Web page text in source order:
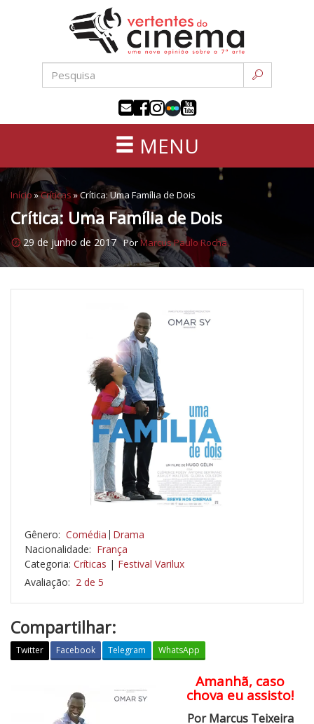
conteúdo
sétima
MENU
Início »Críticas »Crítica: Uma Família de Dois
Crítica: Uma Família de Dois
29 de junho de 2017 PorMarcus Paulo Rocha
Gênero: Comédia Drama
Nacionalidade: França
Categoria: Críticas | Festival Varilux
Avaliação: 2 de 5
Compartilhar:
Twitter Facebook Telegram WhatsApp
Amanhã, caso
chova eu assisto!
Por Marcus Teixeira